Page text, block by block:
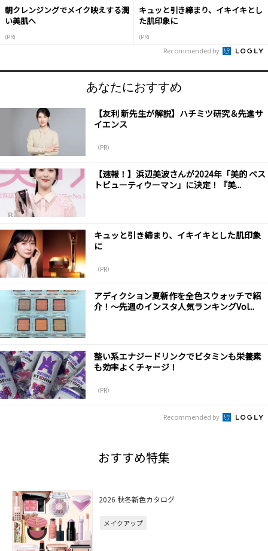
朝クレンジングでメイク映えする潤
い美肌へ
(PR)
キュッと引き締まり、イキイキとし
た肌印象に
(PR)
Recommended by
あなたにおすすめ
【友利 新先生が解説】ハチミツ研究＆先進サ
イエンス
（PR）
【速報！】浜辺美波さんが2024年「美的 ベス
トビューティウーマン」に決定！『美...
キュッと引き締まり、イキイキとした肌印象
に
（PR）
アディクション夏新作を全色スウォッチで紹
介！～先週のインスタ人気ランキングVol...
整い系エナジードリンクでビタミンも栄養素
も効率よくチャージ！
（PR）
Recommended by
おすすめ特集
2026 秋冬新色カタログ
メイクアップ